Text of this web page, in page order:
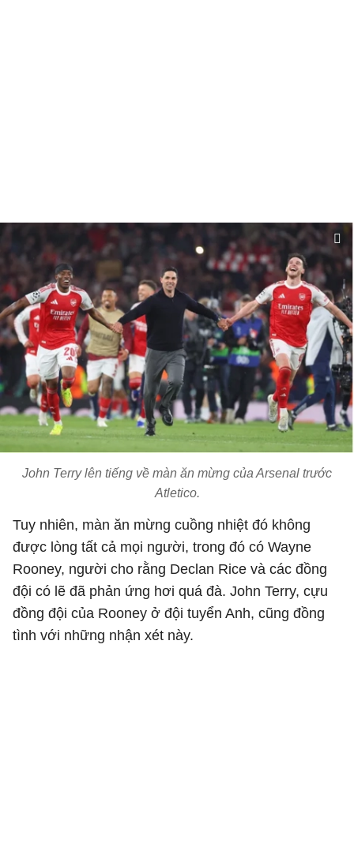
John Terry lên tiếng về màn ăn mừng của Arsenal trước
Atletico.
Tuy nhiên, màn ăn mừng cuồng nhiệt đó không
được lòng tất cả mọi người, trong đó có Wayne
Rooney, người cho rằng Declan Rice và các đồng
đội có lẽ đã phản ứng hơi quá đà. John Terry, cựu
đồng đội của Rooney ở đội tuyển Anh, cũng đồng
tình với những nhận xét này.